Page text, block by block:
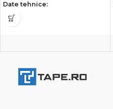
Date tehnice: